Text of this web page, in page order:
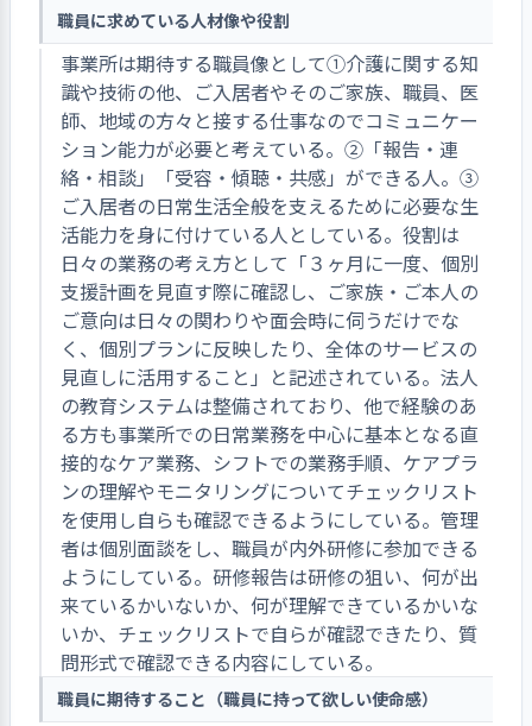
職員に求めている人材像や役割
事業所は期待する職員像として①介護に関する知
識や技術の他、ご入居者やそのご家族、職員、医
師、地域の方々と接する仕事なのでコミュニケー
ション能力が必要と考えている。②「報告・連
絡・相談」「受容・傾聴・共感」ができる人。③
ご入居者の日常生活全般を支えるために必要な生
活能力を身に付けている人としている。役割は
日々の業務の考え方として「３ヶ月に一度、個別
支援計画を見直す際に確認し、ご家族・ご本人の
ご意向は日々の関わりや面会時に伺うだけでな
く、個別プランに反映したり、全体のサービスの
見直しに活用すること」と記述されている。法人
の教育システムは整備されており、他で経験のあ
る方も事業所での日常業務を中心に基本となる直
接的なケア業務、シフトでの業務手順、ケアプラ
ンの理解やモニタリングについてチェックリスト
を使用し自らも確認できるようにしている。管理
者は個別面談をし、職員が内外研修に参加できる
ようにしている。研修報告は研修の狙い、何が出
来ているかいないか、何が理解できているかいな
いか、チェックリストで自らが確認できたり、質
問形式で確認できる内容にしている。
職員に期待すること（職員に持って欲しい使命感）